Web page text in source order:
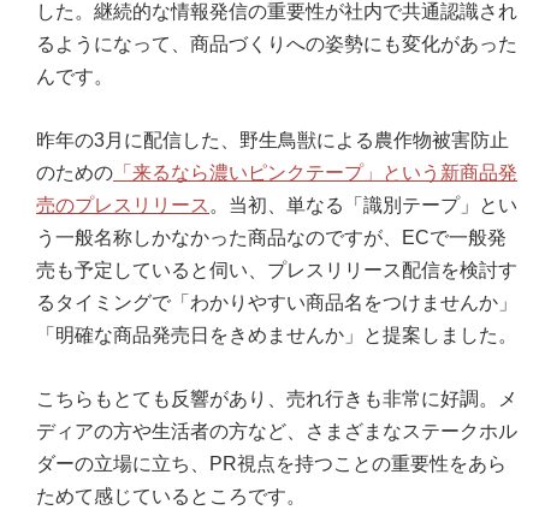
した。継続的な情報発信の重要性が社内で共通認識され
るようになって、商品づくりへの姿勢にも変化があった
んです。
昨年の3月に配信した、野生鳥獣による農作物被害防止
のための 「来るなら濃いピンクテープ」という新商品発
売のプレスリリース 。当初、単なる「識別テープ」とい
う一般名称しかなかった商品なのですが、ECで一般発
売も予定していると伺い、プレスリリース配信を検討す
るタイミングで「わかりやすい商品名をつけませんか」
「明確な商品発売日をきめませんか」と提案しました。
こちらもとても反響があり、売れ行きも非常に好調。メ
ディアの方や生活者の方など、さまざまなステークホル
ダーの立場に立ち、PR視点を持つことの重要性をあら
ためて感じているところです。